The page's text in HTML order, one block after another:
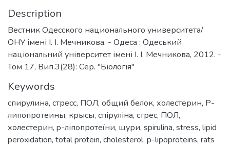
Description
Вестник Одесского национального университета/
ОНУ імені І. І. Мечникова. - Одеса : Одеський
національний університет імені І. І. Мечникова, 2012. -
Том 17, Вип.3(28): Сер. "Біологія"
Keywords
спирулина, стресс, ПОЛ, общий белок, холестерин, Р-
липопротеины, крысы, спіруліна, стрес, ПОЛ,
холестерин, p-ліпопротеїни, щури, spirulina, stress, lipid
peroxidation, total protein, cholesterol, p-lipoproteins, rats